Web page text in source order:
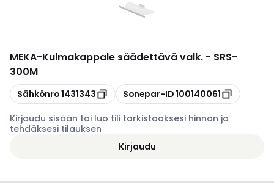
MEKA-Kulmakappale säädettävä valk. - SRS-
300M
Kopioi
Sähkönro1431343 Kopioi
Sonepar-ID100140061
Kirjaudu sisään tai luo tili tarkistaaksesi hinnan ja
tehdäksesi tilauksen
Kirjaudu